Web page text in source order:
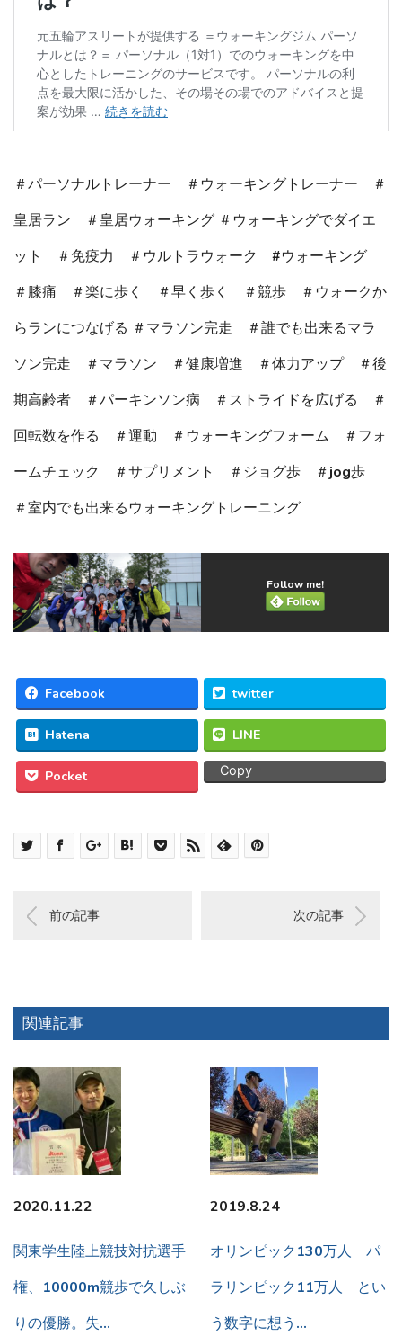
＃パーソナルトレーナー ＃ウォーキングトレーナー ＃
皇居ラン ＃皇居ウォーキング ＃ウォーキングでダイエ
ット ＃免疫力 ＃ウルトラウォーク #ウォーキング
＃膝痛 ＃楽に歩く ＃早く歩く ＃競歩 ＃ウォークか
らランにつなげる ＃マラソン完走 ＃誰でも出来るマラ
ソン完走 ＃マラソン ＃健康増進 ＃体力アップ ＃後
期高齢者 ＃パーキンソン病 ＃ストライドを広げる ＃
回転数を作る ＃運動 ＃ウォーキングフォーム ＃フォ
ームチェック ＃サプリメント ＃ジョグ歩 ＃jog歩
＃室内でも出来るウォーキングトレーニング
Follow me!
Facebook twitter
Hatena LINE
Pocket Copy
前の記事 次の記事
関連記事
2020.11.22
関東学生陸上競技対抗選手
権、10000m競歩で久しぶ
りの優勝。失…
2019.8.24
オリンピック130万人 パ
ラリンピック11万人 とい
う数字に想う…